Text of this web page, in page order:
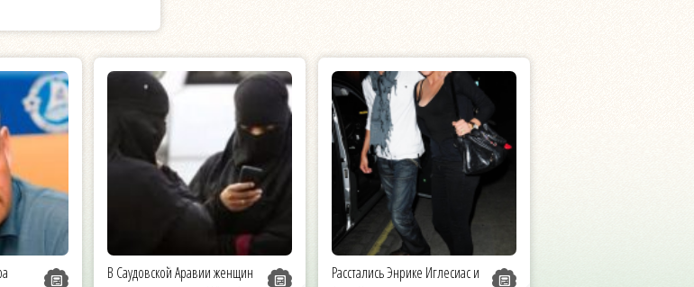
В Саудовской Аравии женщин
Расстались Энрике Иглесиас и